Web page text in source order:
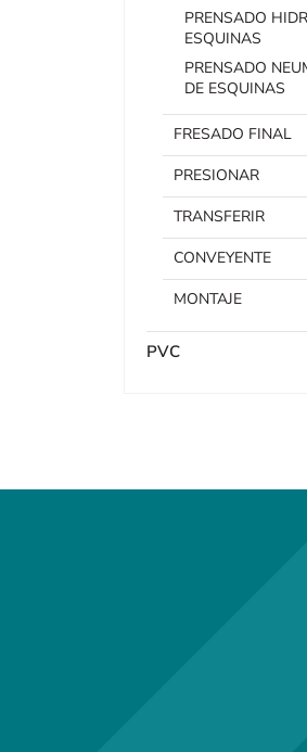
PRENSADO
ESQUINAS
PRENSADO
DE ESQUINAS
FRESADO FINAL
PRESIONAR
TRANSFERIR
CONVEYENTE
MONTAJE
PVC